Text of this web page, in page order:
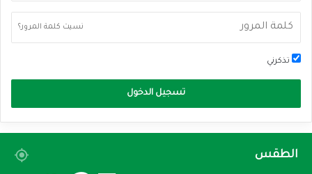
نسيت كلمة المرور؟
تذكرني
تسجيل الدخول
الطقس